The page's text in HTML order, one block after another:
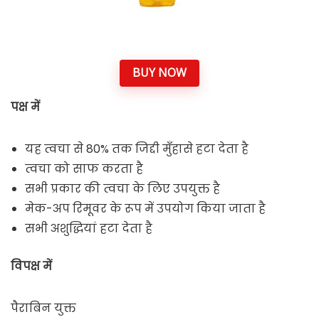
BUY NOW
पक्ष में
यह त्वचा से 80% तक जिद्दी मुँहासे हटा देता है
त्वचा को साफ करता है
सभी प्रकार की त्वचा के लिए उपयुक्त है
मेक-अप रिमूवर के रूप में उपयोग किया जाता है
सभी अशुद्धियां हटा देता है
विपक्ष में
पैराबिन युक्त